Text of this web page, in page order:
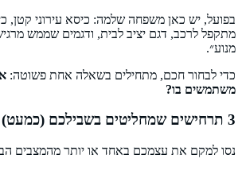
בפועל, יש כאן משפחה שלמה: כיסא עירוני קטן,
מתקפל לרכב, דגם יציב לבית, ודגמים שממש
מנוע״.
כדי לבחור חכם, מתחילים בשאלה אחת פשוטה:
משתמשים בו?
3 תרחישים שמחליטים בשבילכם (כמעט)
נסו למקם את עצמכם באחד או יותר מהמצבים